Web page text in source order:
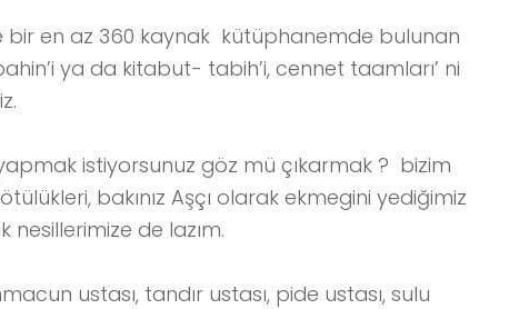
bir en az 360 kaynak kütüphanemde bulunan
ya da kitabut- tabih’i, cennet taamları’ ni
istiyorsunuz göz mü çıkarmak ? bizim
bakınız Aşçı olarak ekmegini yediğimiz
de lazım.
ustası, tandır ustası, pide ustası, sulu